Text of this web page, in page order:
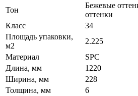
Тон
Бежевые
оттенки
Класс
34
Площадь упаковки,
м2
2.225
Материал
SPC
Длина, мм
1220
Ширина, мм
228
Толщина, мм
6